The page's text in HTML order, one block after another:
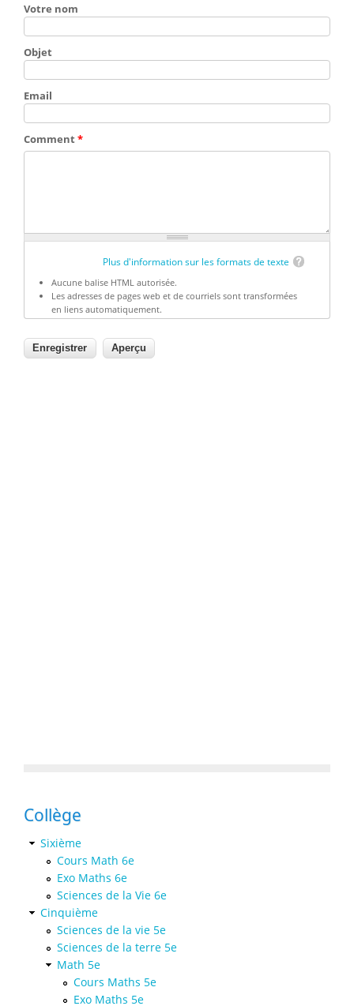
Votre nom
Objet
Email
Comment*
Plus d'information sur les formats de texte
Aucune balise HTML autorisée.
Les adresses de pages web et de courriels sont transformées
en liens automatiquement.
Collège
Sixième
Cours Math 6e
Exo Maths 6e
Sciences de la Vie 6e
Cinquième
Sciences de la vie 5e
Sciences de la terre 5e
Math 5e
Cours Maths 5e
Exo Maths 5e